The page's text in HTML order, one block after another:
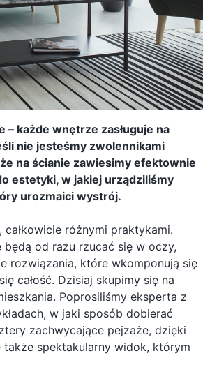
każde wnętrze zasługuje na
nie jesteśmy zwolennikami
na ścianie zawiesimy efektownie
estetyki, w jakiej urządziliśmy
urozmaici wystrój.
różnymi praktykami.
od razu rzucać się w oczy,
rozwiązania, które wkomponują się
całość. Dzisiaj skupimy się na
Poprosiliśmy eksperta z
w jaki sposób dobierać
zachwycające pejzaże, dzięki
spektakularny widok, którym